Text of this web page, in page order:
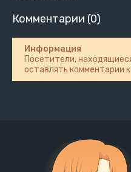
Комментарии (0)
Информация
Посетители,
оставлять комментарии